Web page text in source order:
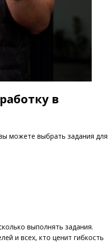
в
можете выбрать задания для
выполнять задания.
и всех, кто ценит гибкость